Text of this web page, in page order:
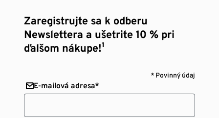
Zaregistrujte sa k odberu
Newslettera a ušetrite 10 % pri
ďalšom nákupe!¹
* Povinný údaj
E-mailová adresa*